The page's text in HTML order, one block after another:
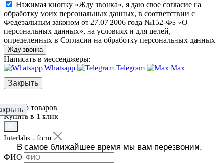
Нажимая кнопку «Жду звонка», я даю свое согласие на
обработку моих персональных данных, в соответствии с
Федеральным законом от 27.07.2006 года №152-ФЗ «О
персональных данных», на условиях и для целей,
определенных в Согласии на обработку персональных данных
Жду звонка
Написать в мессенджеры:
Whatsapp
Telegram
Max
Закрыть
Фильтр товаров
Купить в 1 клик
Interlabs - form
В самое ближайшее время мы вам перезвоним.
ФИО